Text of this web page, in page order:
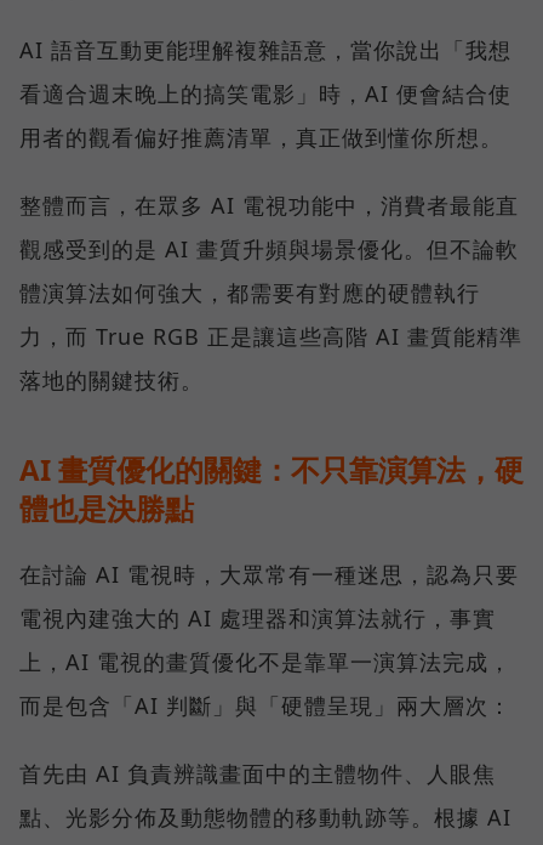
AI 語音互動更能理解複雜語意，當你說出「我想
看適合週末晚上的搞笑電影」時，AI 便會結合使
用者的觀看偏好推薦清單，真正做到懂你所想。
整體而言，在眾多 AI 電視功能中，消費者最能直
觀感受到的是 AI 畫質升頻與場景優化。但不論軟
體演算法如何強大，都需要有對應的硬體執行
力，而 True RGB 正是讓這些高階 AI 畫質能精準
落地的關鍵技術。
AI 畫質優化的關鍵：不只靠演算法，硬
體也是決勝點
在討論 AI 電視時，大眾常有一種迷思，認為只要
電視內建強大的 AI 處理器和演算法就行，事實
上，AI 電視的畫質優化不是靠單一演算法完成，
而是包含「AI 判斷」與「硬體呈現」兩大層次：
首先由 AI 負責辨識畫面中的主體物件、人眼焦
點、光影分佈及動態物體的移動軌跡等。根據 AI